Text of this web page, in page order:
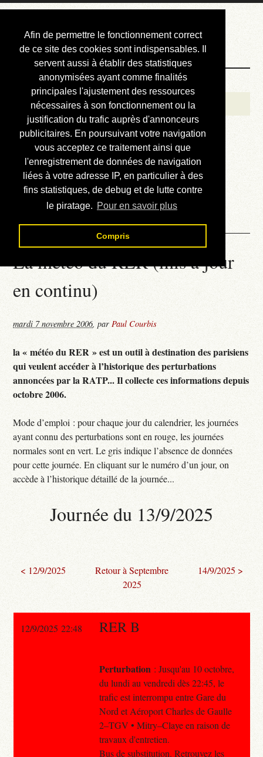
Afin de permettre le fonctionnement correct
de ce site des cookies sont indispensables. Il
servent aussi à établir des statistiques
anonymisées ayant comme finalités
principales l'ajustement des ressources
nécessaires à son fonctionnement ou la
justification du trafic auprès d'annonceurs
publicitaires. En poursuivant votre navigation
vous acceptez ce traitement ainsi que
l'enregistrement de données de navigation
liées à votre adresse IP, en particulier à des
fins statistiques, de debug et de lutte contre
le piratage. Pour en savoir plus
Compris
Courbis, « LE »
Blog Officiel
Bienvenue
Réalisations
Divers (et d’été)
Annonces
Liens externes
Téléchargement
Contact
La météo du RER (mis à jour
en continu)
mardi 7 novembre 2006,parPaul Courbis
la « météo du RER » est un outil à destination des parisiens
qui veulent accéder à l’historique des perturbations
annoncées par la RATP... Il collecte ces informations depuis
octobre 2006.
Mode d’emploi : pour chaque jour du calendrier, les journées
ayant connu des perturbations sont en rouge, les journées
normales sont en vert. Le gris indique l’absence de données
pour cette journée. En cliquant sur le numéro d’un jour, on
accède à l’historique détaillé de la journée...
Journée du 13/9/2025
< 12/9/2025
Retour à Septembre
2025
14/9/2025 >
12/9/2025 22:48 RER B
Perturbation : Jusqu'au 10 octobre,
du lundi au vendredi dès 22:45, le
trafic est interrompu entre Gare du
Nord et Aéroport Charles de Gaulle
2–TGV • Mitry–Claye en raison de
travaux d'entretien.
Bus de substitution. Retrouvez les